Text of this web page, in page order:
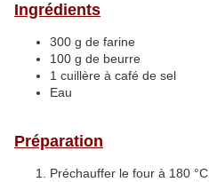
Ingrédients
300 g de farine
100 g de beurre
1 cuillère à café de sel
Eau
Préparation
Préchauffer le four à 180 °C.